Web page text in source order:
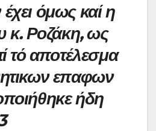
όμως καί η
κ. Ροζάκη, ως
τό αποτέλεσμα
επαφων
ήδη